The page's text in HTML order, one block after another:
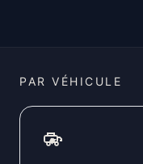
PAR VÉHICULE